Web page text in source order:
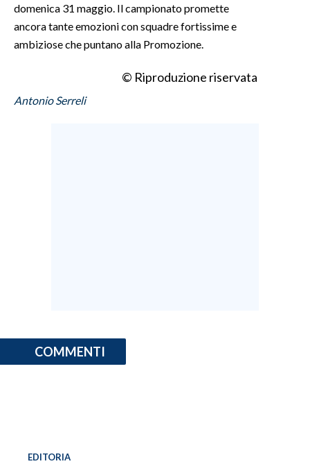
INSULARITÀ
ABBONATI
domenica 31 maggio. Il campionato promette
ancora tante emozioni con squadre fortissime e
ambiziose che puntano alla Promozione.
© Riproduzione riservata
Antonio Serreli
COMMENTI
EDITORIA